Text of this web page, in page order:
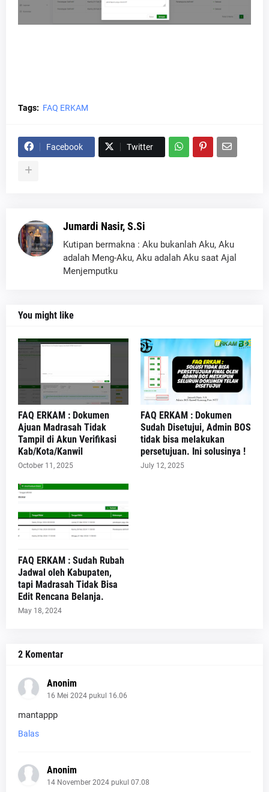
Tags: FAQ ERKAM
Facebook Twitter
Jumardi Nasir, S.Si
Kutipan bermakna : Aku bukanlah Aku, Aku
adalah Meng-Aku, Aku adalah Aku saat Ajal
Menjemputku
You might like
FAQ ERKAM : Dokumen
Ajuan Madrasah Tidak
Tampil di Akun Verifikasi
Kab/Kota/Kanwil
October 11, 2025
FAQ ERKAM : Dokumen
Sudah Disetujui, Admin BOS
tidak bisa melakukan
persetujuan. Ini solusinya !
July 12, 2025
FAQ ERKAM : Sudah Rubah
Jadwal oleh Kabupaten,
tapi Madrasah Tidak Bisa
Edit Rencana Belanja.
May 18, 2024
2 Komentar
Anonim
16 Mei 2024 pukul 16.06
mantappp
Balas
Anonim
14 November 2024 pukul 07.08